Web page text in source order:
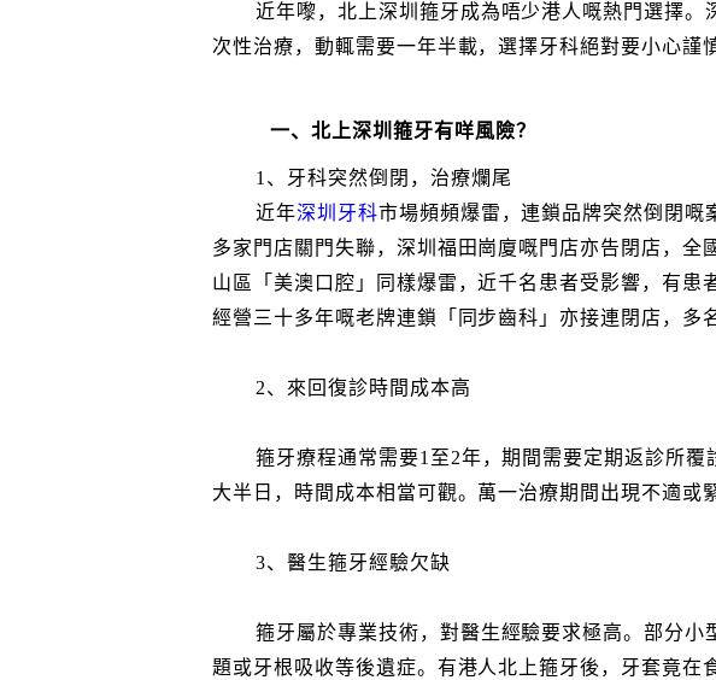
近年嚟，北上深圳箍牙成為唔少港人嘅熱門選擇
次性治療，動輒需要一年半載，選擇牙科絕對要小心謹
一、北上深圳箍牙有咩風險？
1、牙科突然倒閉，治療爛尾
近年深圳牙科市場頻頻爆雷，連鎖品牌突然倒閉嘅
多家門店關門失聯，深圳福田崗廈嘅門店亦告閉店，
山區「美澳口腔」同樣爆雷，近千名患者受影響，有患
經營三十多年嘅老牌連鎖「同步齒科」亦接連閉店，多
2、來回復診時間成本高
箍牙療程通常需要1至2年，期間需要定期返診所
大半日，時間成本相當可觀。萬一治療期間出現不適或
3、醫生箍牙經驗欠缺
箍牙屬於專業技術，對醫生經驗要求極高。部分
題或牙根吸收等後遺症。有港人北上箍牙後，牙套竟在